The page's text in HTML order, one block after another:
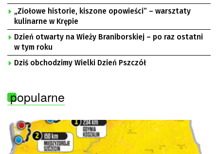
„Ziołowe historie, kiszone opowieści” – warsztaty
kulinarne w Krępie
Dzień otwarty na Wieży Braniborskiej – po raz ostatni
w tym roku
Dziś obchodzimy Wielki Dzień Pszczół
popularne